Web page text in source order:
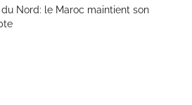
Nord: le Maroc maintient son